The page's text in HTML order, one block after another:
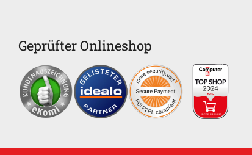
Geprüfter Onlineshop